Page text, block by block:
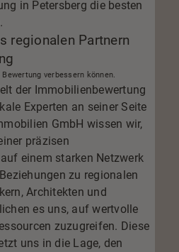
in Petersberg die besten
regionalen Partnern
verbessern können.
der Immobilienbewertung
Experten an seiner Seite
GmbH wissen wir,
präzisen
einem starken Netzwerk
zu regionalen
Architekten und
es uns, auf wertvolle
zuzugreifen. Diese
uns in die Lage, den